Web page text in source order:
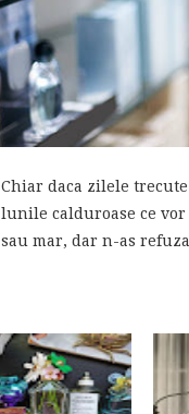
Chiar daca zilele
lunile calduroase ce
sau mar, dar n-as